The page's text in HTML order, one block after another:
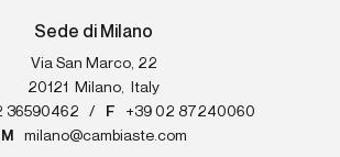
Sede di Milano
Via San Marco, 22
20121
Milano,
Italy
36590462 / F
+39 02 87240060
M
milano@cambiaste.com